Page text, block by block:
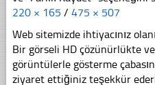
220 × 165 / 475 × 507
Web sitemizde ihtiyacınız
Bir görseli HD çözünürlükte
görüntülerle gösterme
ziyaret ettiğiniz teşekkür